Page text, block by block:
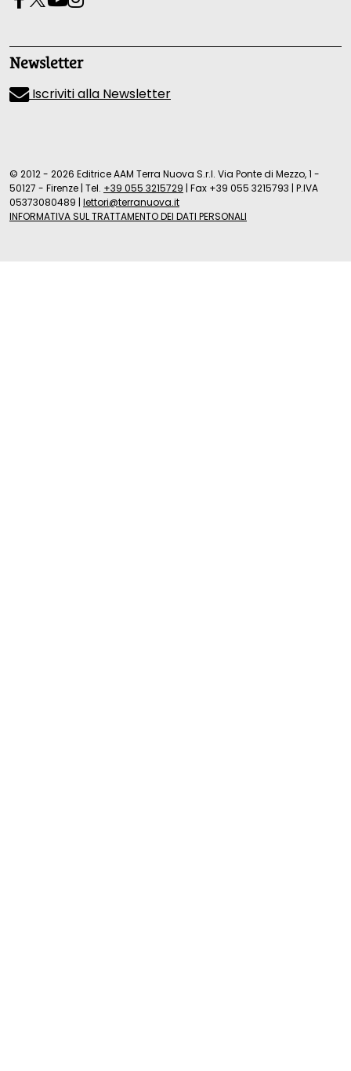
Newsletter
Iscriviti alla Newsletter
© 2012 - 2026 Editrice AAM Terra Nuova S.r.l. Via Ponte di Mezzo, 1 -
50127 - Firenze | Tel. +39 055 3215729 | Fax +39 055 3215793 | P.IVA
05373080489 | lettori@terranuova.it
INFORMATIVA SUL TRATTAMENTO DEI DATI PERSONALI